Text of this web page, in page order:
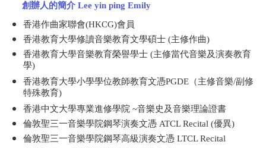
創辦人的簡介 Lee yin ping Emily
香港作曲家聯會(HKCG)會員
香港教育大學修讀音樂教育文學碩士 (主修作曲)
香港教育大學音樂教育榮譽學士 (主修當代音樂及演奏教育
學)
香港教育大學小學學位教師教育文憑PGDE（主修音樂/副修
特殊教育)
香港中文大學專業進修學院 ~音樂史及音樂理論證書
倫敦聖三一音樂學院鋼琴演奏文憑 ATCL Recital (優異)
倫敦聖三一音樂學院鋼琴高級演奏文憑 LTCL Recital